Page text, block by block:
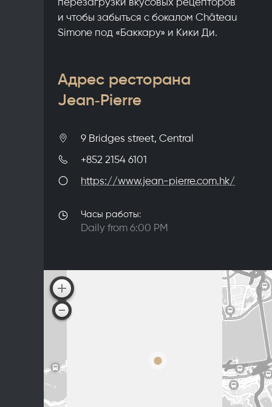
и чтобы забыться с бокалом Château
Simone под «Баккару» и Кики Ди.
Адрес ресторана
Jean‑Pierre
9 Bridges street, Central
+852 2154 6101
https://www.jean-pierre.com.hk/
Часы работы:
Daily from 6:00 PM